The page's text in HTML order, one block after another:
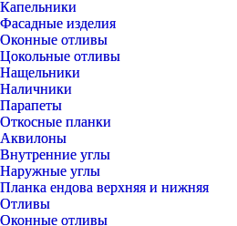
Капельники
Фасадные изделия
Оконные отливы
Цокольные отливы
Нащельники
Наличники
Парапеты
Откосные планки
Аквилоны
Внутренние углы
Наружные углы
Планка ендова верхняя и нижняя
Отливы
Оконные отливы